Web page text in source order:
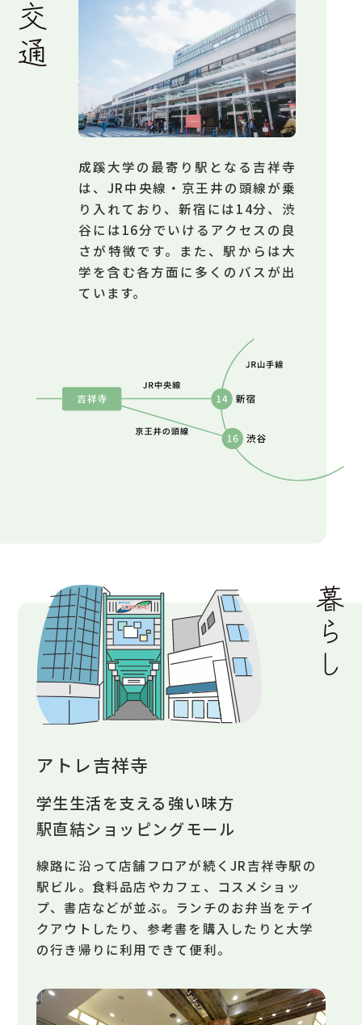
成蹊大学の最寄り駅となる吉祥寺
は、JR中央線・京王井の頭線が乗
り入れており、新宿には14分、渋
谷には16分でいけるアクセスの良
さが特徴です。また、駅からは大
学を含む各方面に多くのバスが出
ています。
アトレ吉祥寺
学生生活を支える強い味方
駅直結ショッピングモール
線路に沿って店舗フロアが続くJR吉祥寺駅の
駅ビル。食料品店やカフェ、コスメショッ
プ、書店などが並ぶ。ランチのお弁当をテイ
クアウトしたり、参考書を購入したりと大学
の行き帰りに利用できて便利。